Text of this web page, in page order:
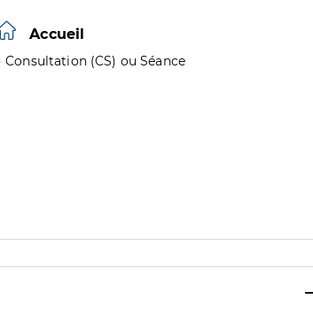
Accueil
Consultation (CS) ou Séance